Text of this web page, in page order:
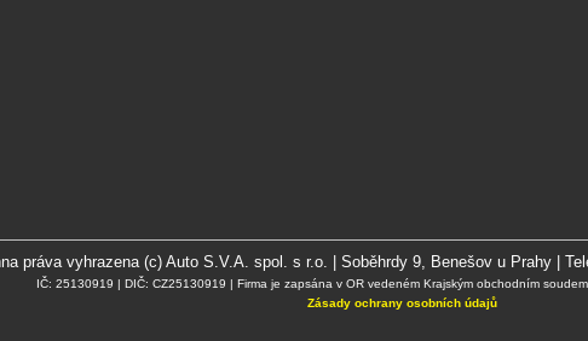
práva vyhrazena (c) Auto S.V.A. spol. s r.o. | Soběhrdy 9, Benešov u Prahy |
IČ: 25130919 | DIČ: CZ25130919 | Firma je zapsána v OR vedeném Krajským obchodním
Zásady ochrany osobních údajů